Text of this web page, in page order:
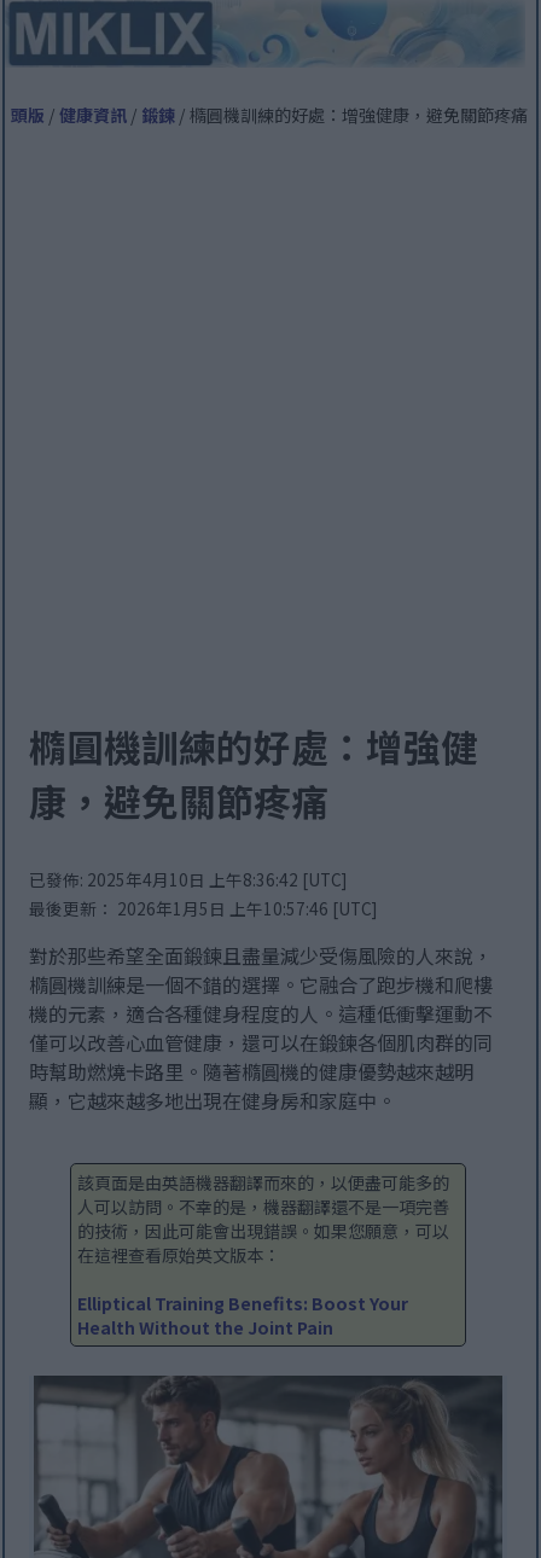
頭版 /健康資訊 / 鍛鍊 / 橢圓機訓練的好處：增強健康，避免關節疼痛
橢圓機訓練的好處：增強健
康，避免關節疼痛
已發佈: 2025年4月10日 上午8:36:42 [UTC]
最後更新： 2026年1月5日 上午10:57:46 [UTC]
對於那些希望全面鍛鍊且盡量減少受傷風險的人來說，
橢圓機訓練是一個不錯的選擇。它融合了跑步機和爬樓
機的元素，適合各種健身程度的人。這種低衝擊運動不
僅可以改善心血管健康，還可以在鍛鍊各個肌肉群的同
時幫助燃燒卡路里。隨著橢圓機的健康優勢越來越明
顯，它越來越多地出現在健身房和家庭中。
該頁面是由英語機器翻譯而來的，以便盡可能多的
人可以訪問。不幸的是，機器翻譯還不是一項完善
的技術，因此可能會出現錯誤。如果您願意，可以
在這裡查看原始英文版本：
Elliptical Training Benefits: Boost Your
Health Without the Joint Pain